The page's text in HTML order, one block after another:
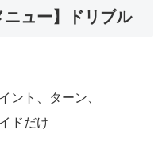
ュー】ドリブル
ント、ターン、
ドだけ